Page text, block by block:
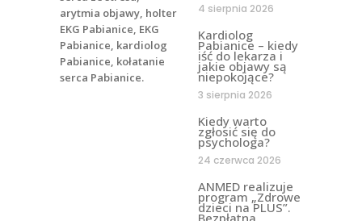
4 sierpnia 2026
Kardiolog
Pabianice – kiedy
iść do lekarza i
jakie objawy są
niepokojące?
3 sierpnia 2026
Kiedy warto
zgłosić się do
psychologa?
24 czerwca 2026
ANMED realizuje
program „Zdrowe
dzieci na PLUS”.
Bezpłatna